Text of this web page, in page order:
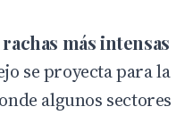
más intensas
se proyecta para la
algunos sectores